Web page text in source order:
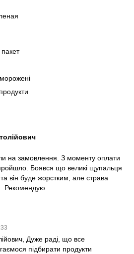
на замовлення. З моменту оплати
Боявся що великі щупальця
він буде жорстким, але страва
Рекомендую.
Дуже раді, що все
підбирати продукти